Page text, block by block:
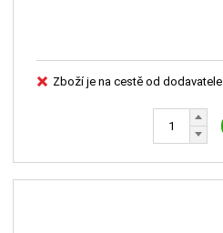
Zboží je na cestě od dodavatele